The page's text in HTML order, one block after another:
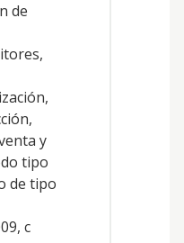
de
y
tipo
de tipo
c